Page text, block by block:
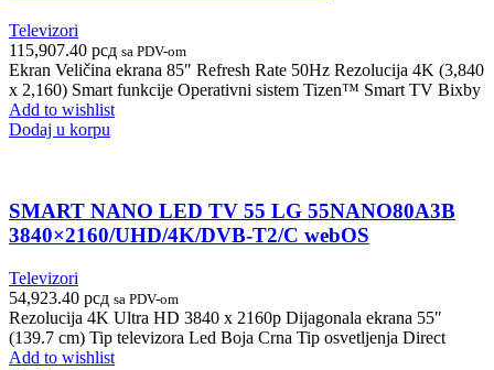
Televizori
115,907.40 рсд sa PDV-om
Ekran Veličina ekrana 85″ Refresh Rate 50Hz Rezolucija 4K (3,840
x 2,160) Smart funkcije Operativni sistem Tizen™ Smart TV Bixby
Add to wishlist
Dodaj u korpu
SMART NANO LED TV 55 LG 55NANO80A3B
3840×2160/UHD/4K/DVB-T2/C webOS
Televizori
54,923.40 рсд sa PDV-om
Rezolucija 4K Ultra HD 3840 x 2160p Dijagonala ekrana 55″
(139.7 cm) Tip televizora Led Boja Crna Tip osvetljenja Direct
Add to wishlist